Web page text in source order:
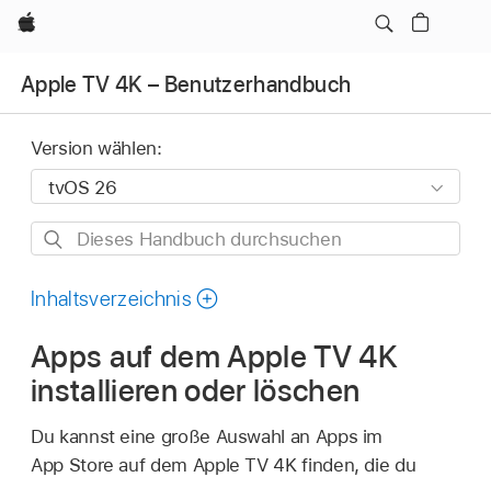
Apple
Apple TV 4K – Benutzerhandbuch
Version wählen:
Dieses
durchsuchen
Inhaltsverzeichnis
Apps auf demApple TV 4K
installieren oder löschen
Du kannst eine große Auswahl an Apps im
App Store auf dem Apple TV 4K finden, die du